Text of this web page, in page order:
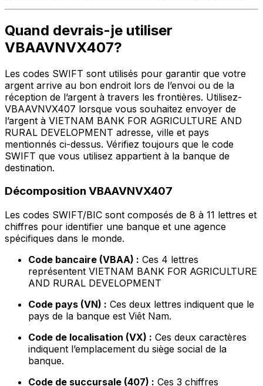
Quand devrais-je utiliser
VBAAVNVX407?
Les codes SWIFT sont utilisés pour garantir que votre
argent arrive au bon endroit lors de l’envoi ou de la
réception de l’argent à travers les frontières. Utilisez-
VBAAVNVX407 lorsque vous souhaitez envoyer de
l’argent à VIETNAM BANK FOR AGRICULTURE AND
RURAL DEVELOPMENT adresse, ville et pays
mentionnés ci-dessus. Vérifiez toujours que le code
SWIFT que vous utilisez appartient à la banque de
destination.
Décomposition VBAAVNVX407
Les codes SWIFT/BIC sont composés de 8 à 11 lettres et
chiffres pour identifier une banque et une agence
spécifiques dans le monde.
Code bancaire (VBAA) : Ces 4 lettres
représentent VIETNAM BANK FOR AGRICULTURE
AND RURAL DEVELOPMENT
Code pays (VN) : Ces deux lettres indiquent que le
pays de la banque est Viêt Nam.
Code de localisation (VX) : Ces deux caractères
indiquent l’emplacement du siège social de la
banque.
Code de succursale (407) : Ces 3 chiffres